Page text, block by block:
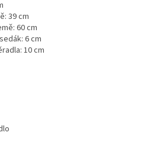
39 cm
60 cm
6 cm
10 cm